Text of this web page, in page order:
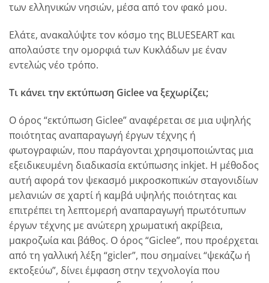
των ελληνικών νησιών, μέσα από τον φακό μου.
Eλάτε, ανακαλύψτε τον κόσμο της BLUESEART και
απολαύστε την ομορφιά των Κυκλάδων με έναν
εντελώς νέο τρόπο.
Τι κάνει την εκτύπωση Giclee να ξεχωρίζει;
Ο όρος “εκτύπωση Giclee” αναφέρεται σε μια υψηλής
ποιότητας αναπαραγωγή έργων τέχνης ή
φωτογραφιών, που παράγονται χρησιμοποιώντας μια
εξειδικευμένη διαδικασία εκτύπωσης inkjet. Η μέθοδος
αυτή αφορά τον ψεκασμό μικροσκοπικών σταγονιδίων
μελανιών σε χαρτί ή καμβά υψηλής ποιότητας και
επιτρέπει τη λεπτομερή αναπαραγωγή πρωτότυπων
έργων τέχνης με ανώτερη χρωματική ακρίβεια,
μακροζωία και βάθος. Ο όρος “Giclee”, που προέρχεται
από τη γαλλική λέξη “gicler”, που σημαίνει “ψεκάζω ή
εκτοξεύω”, δίνει έμφαση στην τεχνολογία που